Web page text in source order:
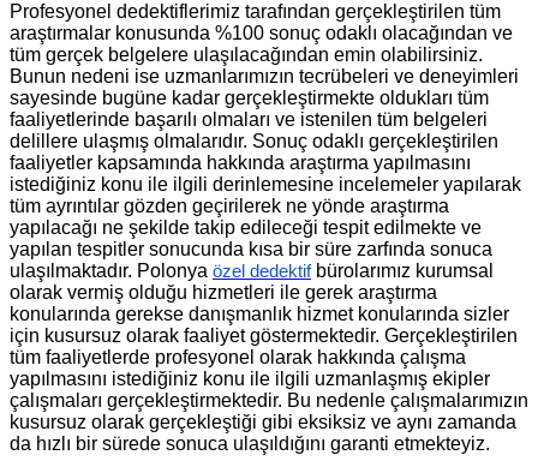
Profesyonel dedektiflerimiz tarafından gerçekleştirilen tüm
araştırmalar konusunda %100 sonuç odaklı olacağından ve
tüm gerçek belgelere ulaşılacağından emin olabilirsiniz.
Bunun nedeni ise uzmanlarımızın tecrübeleri ve deneyimleri
sayesinde bugüne kadar gerçekleştirmekte oldukları tüm
faaliyetlerinde başarılı olmaları ve istenilen tüm belgeleri
delillere ulaşmış olmalarıdır. Sonuç odaklı gerçekleştirilen
faaliyetler kapsamında hakkında araştırma yapılmasını
istediğiniz konu ile ilgili derinlemesine incelemeler yapılarak
tüm ayrıntılar gözden geçirilerek ne yönde araştırma
yapılacağı ne şekilde takip edileceği tespit edilmekte ve
yapılan tespitler sonucunda kısa bir süre zarfında sonuca
ulaşılmaktadır. Polonya özel dedektifbürolarımız kurumsal
olarak vermiş olduğu hizmetleri ile gerek araştırma
konularında gerekse danışmanlık hizmet konularında sizler
için kusursuz olarak faaliyet göstermektedir. Gerçekleştirilen
tüm faaliyetlerde profesyonel olarak hakkında çalışma
yapılmasını istediğiniz konu ile ilgili uzmanlaşmış ekipler
çalışmaları gerçekleştirmektedir. Bu nedenle çalışmalarımızın
kusursuz olarak gerçekleştiği gibi eksiksiz ve aynı zamanda
da hızlı bir sürede sonuca ulaşıldığını garanti etmekteyiz.